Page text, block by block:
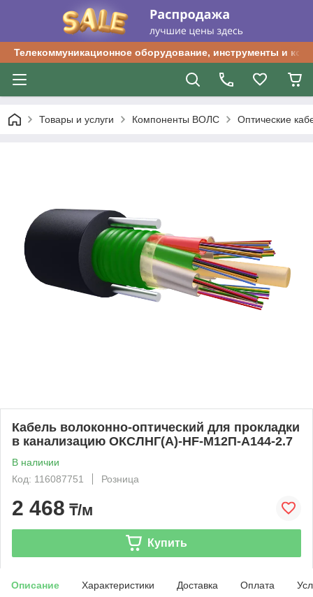
Телекоммуникационное оборудование, инструменты и
Товары и услуги Компоненты ВОЛС Оптические
Кабель волоконно-оптический для прокладки
в канализацию ОКСЛНГ(А)-HF-М12П-А144-2.7
В наличии
Код: 116087751
Розница
2 468 ₸/м
Купить
Описание Характеристики Доставка Оплата